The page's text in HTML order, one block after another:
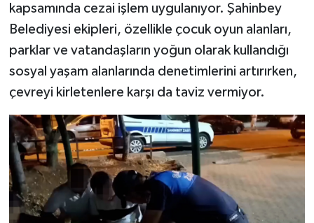
kapsamında cezai işlem uygulanıyor. Şahinbey
Belediyesi ekipleri, özellikle çocuk oyun alanları,
parklar ve vatandaşların yoğun olarak kullandığı
sosyal yaşam alanlarında denetimlerini artırırken,
çevreyi kirletenlere karşı da taviz vermiyor.